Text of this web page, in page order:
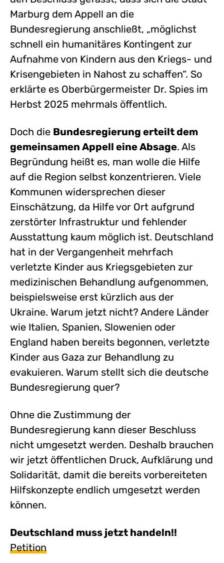
Marburg dem Appell an die
Bundesregierung anschließt, „möglichst
schnell ein humanitäres Kontingent zur
Aufnahme von Kindern aus den Kriegs- und
Krisengebieten in Nahost zu schaffen“. So
erklärte es Oberbürgermeister Dr. Spies im
Herbst 2025 mehrmals öffentlich.
Doch die Bundesregierung erteilt dem
gemeinsamen Appell eine Absage. Als
Begründung heißt es, man wolle die Hilfe
auf die Region selbst konzentrieren. Viele
Kommunen widersprechen dieser
Einschätzung, da Hilfe vor Ort aufgrund
zerstörter Infrastruktur und fehlender
Ausstattung kaum möglich ist. Deutschland
hat in der Vergangenheit mehrfach
verletzte Kinder aus Kriegsgebieten zur
medizinischen Behandlung aufgenommen,
beispielsweise erst kürzlich aus der
Ukraine. Warum jetzt nicht? Andere Länder
wie Italien, Spanien, Slowenien oder
England haben bereits begonnen, verletzte
Kinder aus Gaza zur Behandlung zu
evakuieren. Warum stellt sich die deutsche
Bundesregierung quer?
Ohne die Zustimmung der
Bundesregierung kann dieser Beschluss
nicht umgesetzt werden. Deshalb brauchen
wir jetzt öffentlichen Druck, Aufklärung und
Solidarität, damit die bereits vorbereiteten
Hilfskonzepte endlich umgesetzt werden
können.
Deutschland muss jetzt handeln!!
Petition